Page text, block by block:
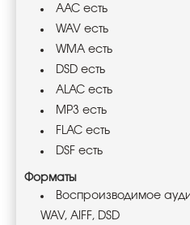
AAC есть
WAV есть
WMA есть
DSD есть
ALAC есть
MP3 есть
FLAC есть
DSF есть
Форматы
Воспроизводимое
WAV, AIFF, DSD